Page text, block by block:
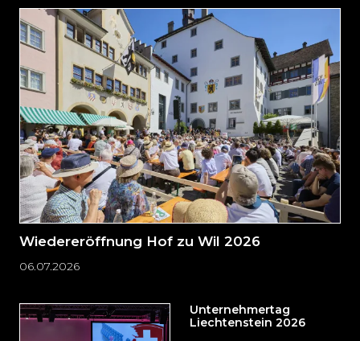
und
direkt
zum
Seitenende
springen?
Wiedereröffnung Hof zu Wil 2026
06.07.2026
Unternehmertag
Liechtenstein 2026